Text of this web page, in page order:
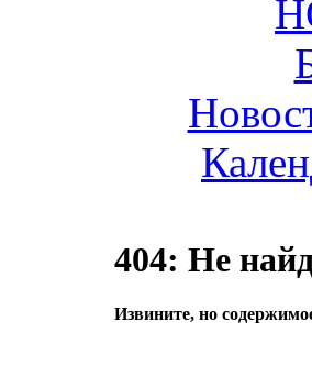
404: Не
Извините, но